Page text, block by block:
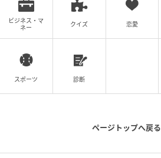
ビジネス・マ
ネー
クイズ 恋愛
スポーツ 診断
ページトップへ戻る